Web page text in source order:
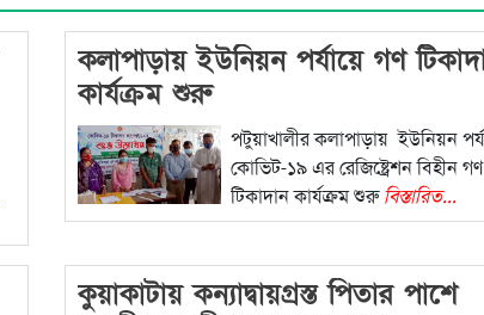
কলাপাড়ায় ইউনিয়ন পর্যায়ে গণ
কার্যক্রম শুরু
পটুয়াখালীর কলাপাড়ায় ইউনিয়ন
কোভিট-১৯ এর রেজিষ্ট্রেশন বিহীন গণ
টিকাদান কার্যক্রম শুরু বিস্তারিত...
কুয়াকাটায় কন্যাদ্বায়গ্রস্ত পিতার পাশে